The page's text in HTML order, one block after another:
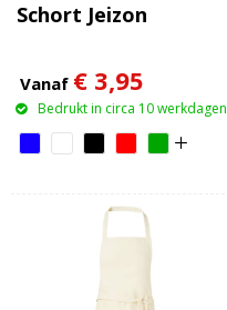
Schort Jeizon
Vanaf € 3,95
Bedrukt in circa 10 werkdagen